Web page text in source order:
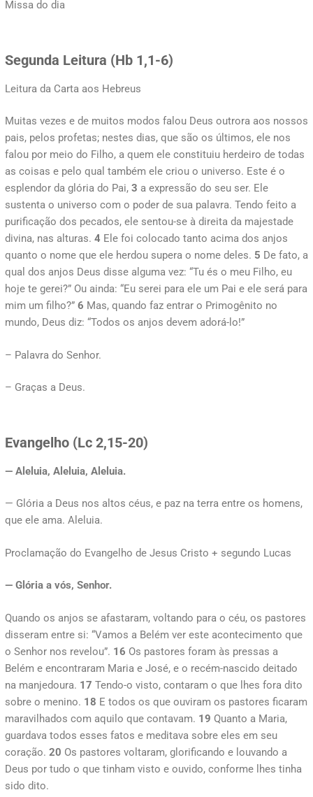
Missa do dia
Segunda Leitura (Hb 1,1-6)
Leitura da Carta aos Hebreus
Muitas vezes e de muitos modos falou Deus outrora aos nossos
pais, pelos profetas; nestes dias, que são os últimos, ele nos
falou por meio do Filho, a quem ele constituiu herdeiro de todas
as coisas e pelo qual também ele criou o universo. Este é o
esplendor da glória do Pai, 3 a expressão do seu ser. Ele
sustenta o universo com o poder de sua palavra. Tendo feito a
purificação dos pecados, ele sentou-se à direita da majestade
divina, nas alturas. 4 Ele foi colocado tanto acima dos anjos
quanto o nome que ele herdou supera o nome deles. 5 De fato, a
qual dos anjos Deus disse alguma vez: “Tu és o meu Filho, eu
hoje te gerei?” Ou ainda: “Eu serei para ele um Pai e ele será para
mim um filho?” 6 Mas, quando faz entrar o Primogênito no
mundo, Deus diz: “Todos os anjos devem adorá-lo!”
– Palavra do Senhor.
– Graças a Deus.
Evangelho (Lc 2,15-20)
— Aleluia, Aleluia, Aleluia.
— Glória a Deus nos altos céus, e paz na terra entre os homens,
que ele ama. Aleluia.
Proclamação do Evangelho de Jesus Cristo + segundo Lucas
— Glória a vós, Senhor.
Quando os anjos se afastaram, voltando para o céu, os pastores
disseram entre si: “Vamos a Belém ver este acontecimento que
o Senhor nos revelou”. 16 Os pastores foram às pressas a
Belém e encontraram Maria e José, e o recém-nascido deitado
na manjedoura. 17 Tendo-o visto, contaram o que lhes fora dito
sobre o menino. 18 E todos os que ouviram os pastores ficaram
maravilhados com aquilo que contavam. 19 Quanto a Maria,
guardava todos esses fatos e meditava sobre eles em seu
coração. 20 Os pastores voltaram, glorificando e louvando a
Deus por tudo o que tinham visto e ouvido, conforme lhes tinha
sido dito.